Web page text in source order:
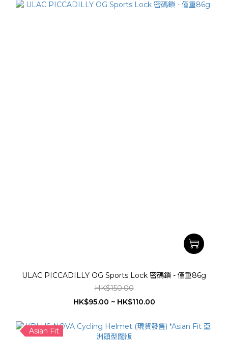
ULAC PICCADILLY OG Sports Lock 密碼鎖 - 僅重86g
HK$150.00
HK$95.00 ~ HK$110.00
Asian Fit